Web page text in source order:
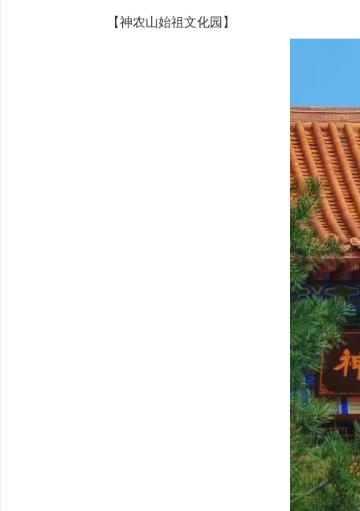
【‌神农山始祖文化园‌】